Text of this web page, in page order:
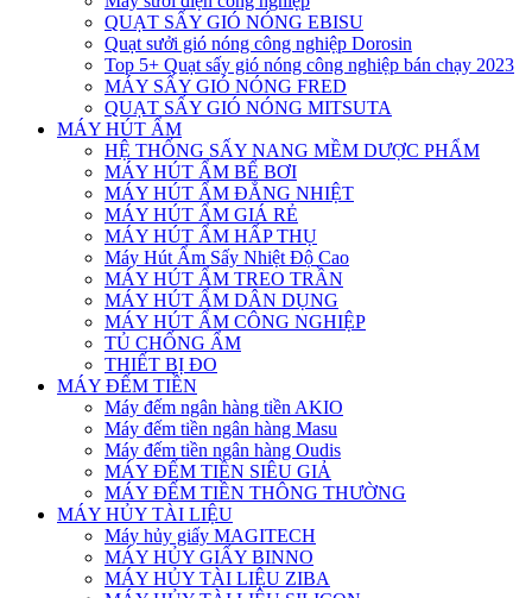
QUẠT SẤY GIÓ NÓNG EBISU
Quạt sưởi gió nóng công nghiệp Dorosin
Top 5+ Quạt sấy gió nóng công nghiệp bán chạy 2023
MÁY SẤY GIÓ NÓNG FRED
QUẠT SẤY GIÓ NÓNG MITSUTA
MÁY HÚT ẨM
HỆ THỐNG SẤY NANG MỀM DƯỢC PHẨM
MÁY HÚT ẨM BỂ BƠI
MÁY HÚT ẨM ĐẲNG NHIỆT
MÁY HÚT ẨM GIÁ RẺ
MÁY HÚT ẨM HẤP THỤ
Máy Hút Ẩm Sấy Nhiệt Độ Cao
MÁY HÚT ẨM TREO TRẦN
MÁY HÚT ẨM DÂN DỤNG
MÁY HÚT ẨM CÔNG NGHIỆP
TỦ CHỐNG ẨM
THIẾT BỊ ĐO
MÁY ĐẾM TIỀN
Máy đếm ngân hàng tiền AKIO
Máy đếm tiền ngân hàng Masu
Máy đếm tiền ngân hàng Oudis
MÁY ĐẾM TIỀN SIÊU GIẢ
MÁY ĐẾM TIỀN THÔNG THƯỜNG
MÁY HỦY TÀI LIỆU
Máy hủy giấy MAGITECH
MÁY HỦY GIẤY BINNO
MÁY HỦY TÀI LIỆU ZIBA